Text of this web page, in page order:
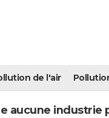
de l'air
aucune